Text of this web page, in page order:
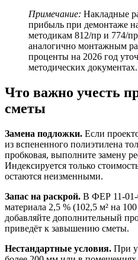
Примечание: Накладные
прибыль при демонтаже
методикам 812/пр и 774/
аналогично монтажным
проценты на 2026 год
методических документах.
Что важно учесть
сметы
Замена подложки. Если
из вспененного полиэтилена
пробковая, выполните замену
Индексируется только
остаются неизменными.
Запас на раскрой. В ФЕР 11-01-
материала 2,5 % (102,5 м² на
добавляйте дополнительный
приведёт к завышению сметы.
Нестандартные условия. При